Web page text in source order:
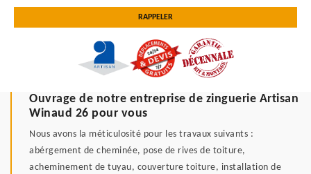
Ouvrage de notre entreprise de zinguerie Artisan
Winaud 26 pour vous
Nous avons la méticulosité pour les travaux suivants :
abérgement de cheminée, pose de rives de toiture,
acheminement de tuyau, couverture toiture, installation de